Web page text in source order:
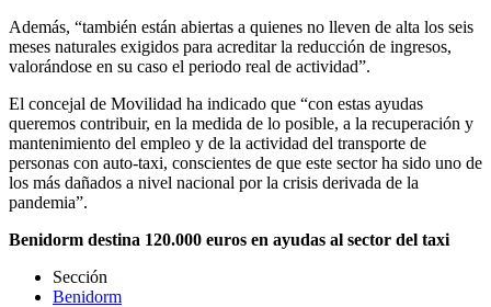
Además, “también están abiertas a quienes no lleven de alta los seis
meses naturales exigidos para acreditar la reducción de ingresos,
valorándose en su caso el periodo real de actividad”.
El concejal de Movilidad ha indicado que “con estas ayudas
queremos contribuir, en la medida de lo posible, a la recuperación y
mantenimiento del empleo y de la actividad del transporte de
personas con auto-taxi, conscientes de que este sector ha sido uno de
los más dañados a nivel nacional por la crisis derivada de la
pandemia”.
Benidorm destina 120.000 euros en ayudas al sector del taxi
Sección
Benidorm